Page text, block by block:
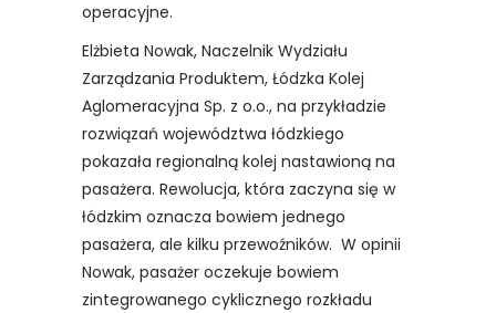
operacyjne.
Elżbieta Nowak, Naczelnik Wydziału
Zarządzania Produktem, Łódzka Kolej
Aglomeracyjna Sp. z o.o., na przykładzie
rozwiązań województwa łódzkiego
pokazała regionalną kolej nastawioną na
pasażera. Rewolucja, która zaczyna się w
łódzkim oznacza bowiem jednego
pasażera, ale kilku przewoźników. W opinii
Nowak, pasażer oczekuje bowiem
zintegrowanego cyklicznego rozkładu